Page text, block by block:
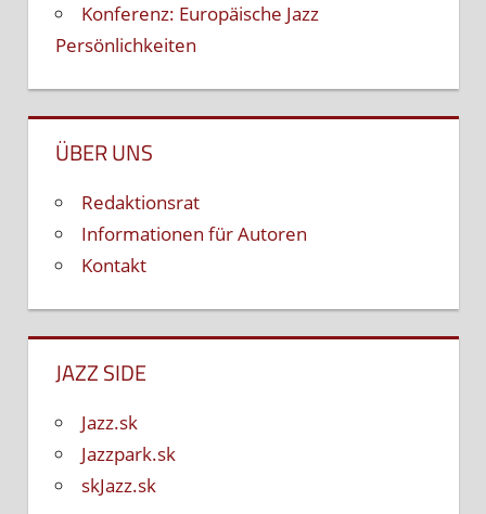
Konferenz: Europäische Jazz
Persönlichkeiten
ÜBER UNS
Redaktionsrat
Informationen für Autoren
Kontakt
JAZZ SIDE
Jazz.sk
Jazzpark.sk
skJazz.sk